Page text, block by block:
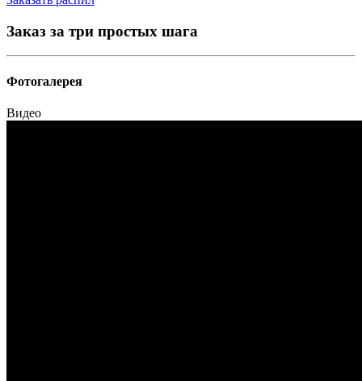
Заказ за три простых шага
Фотогалерея
Видео